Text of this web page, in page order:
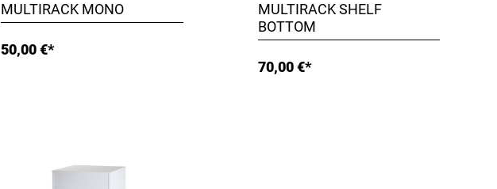
MULTIRACK MONO
50,00 €*
MULTIRACK SHELF
BOTTOM
70,00 €*